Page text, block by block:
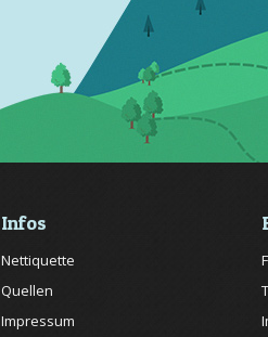
Infos
Nettiquette
Quellen
Impressum